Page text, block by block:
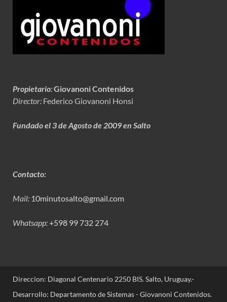
Propietario:Giovanoni Contenidos
Director: Federico Giovanoni Honsi
Fundado el 3 de Agosto de 2009 en Salto
Contacto:
Mail: 10minutosalto@gmail.com
Whatsapp:+598 99 732 274
Direccion: Diagonal Centenario 2250 BIS. Salto, Uruguay.-
Desarrollo: Departamento de Sistemas - Giovanoni Contenidos.